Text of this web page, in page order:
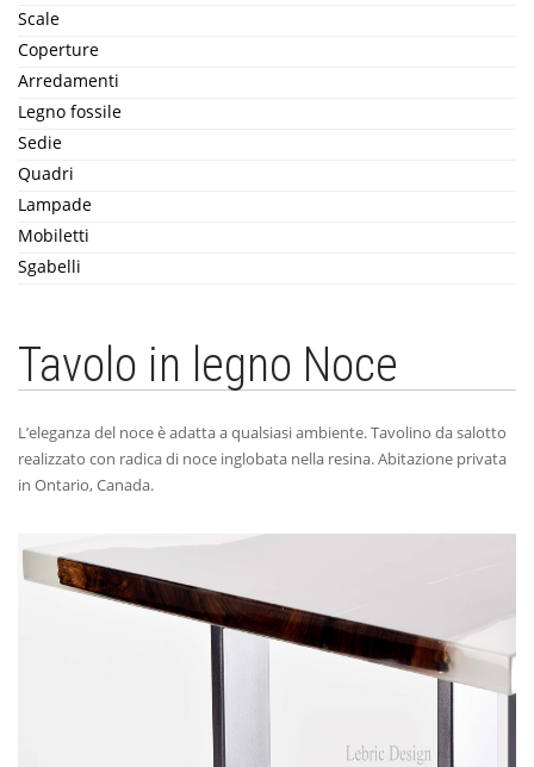
Scale
Coperture
Arredamenti
Legno fossile
Sedie
Quadri
Lampade
Mobiletti
Sgabelli
Tavolo in legno Noce
L’eleganza del noce è adatta a qualsiasi ambiente. Tavolino da salotto
realizzato con radica di noce inglobata nella resina. Abitazione privata
in Ontario, Canada.